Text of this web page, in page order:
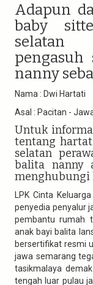
Adapun
baby
selatan
nanny
Nama : Dwi Hartati
Asal : Pacitan -
Untuk
tentang
selatan
balita nanny
menghubungi
LPK Cinta
penyedia penyalur
pembantu rumah
anak bayi balita
bersertifikat resmi
jawa semarang
tasikmalaya
tengah luar pulau